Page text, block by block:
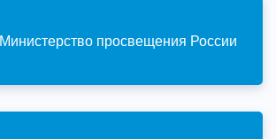
Министерство просвещения России